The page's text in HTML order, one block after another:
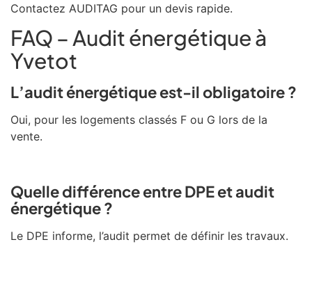
Contactez AUDITAG pour un devis rapide.
FAQ – Audit énergétique à
Yvetot
L’audit énergétique est-il obligatoire ?
Oui, pour les logements classés F ou G lors de la
vente.
Quelle différence entre DPE et audit
énergétique ?
Le DPE informe, l’audit permet de définir les travaux.